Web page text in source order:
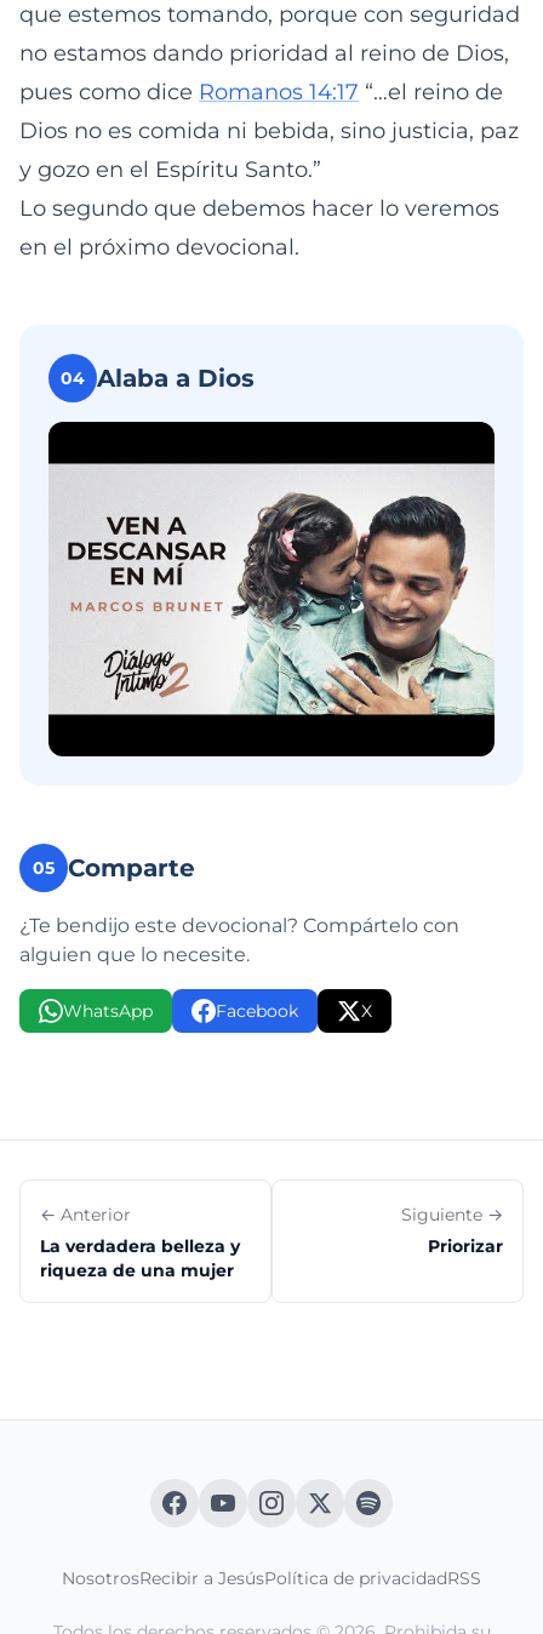
que estemos tomando, porque con seguridad
no estamos dando prioridad al reino de Dios,
pues como dice Romanos 14:17 “…el reino de
Dios no es comida ni bebida, sino justicia, paz
y gozo en el Espíritu Santo.”
Lo segundo que debemos hacer lo veremos
en el próximo devocional.
04 Alaba a Dios
05 Comparte
¿Te bendijo este devocional? Compártelo con
alguien que lo necesite.
WhatsApp Facebook X
← Anterior
La verdadera belleza y
riqueza de una mujer
Siguiente →
Priorizar
NosotrosRecibir a JesúsPolítica de privacidadRSS